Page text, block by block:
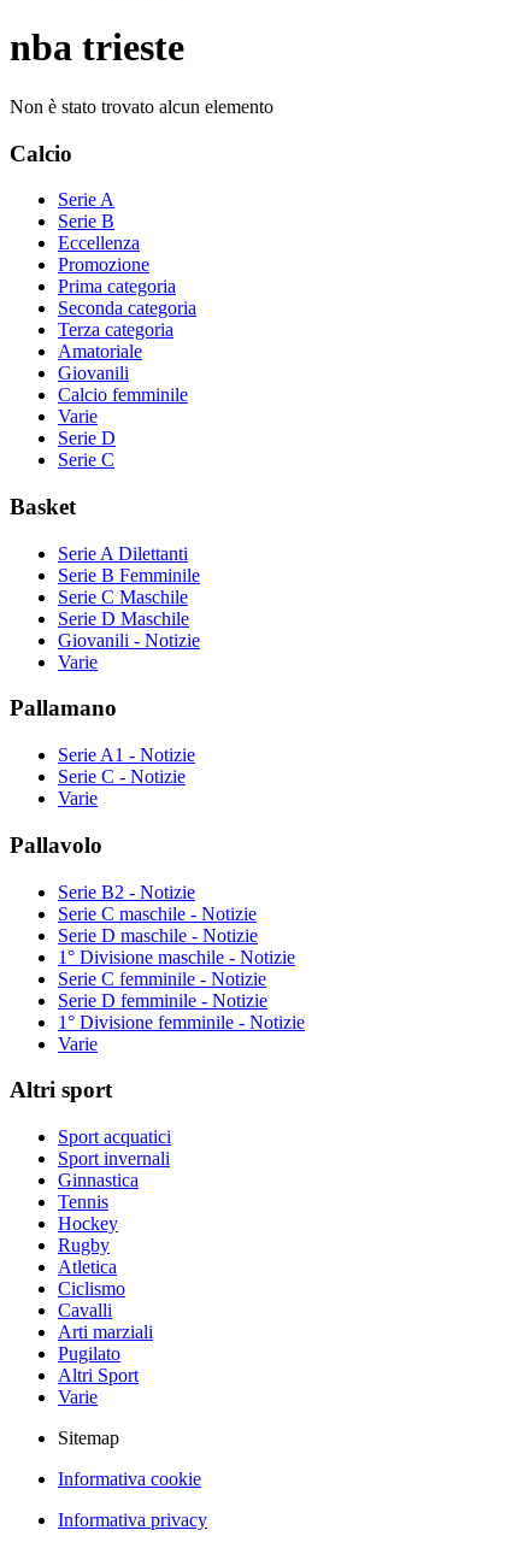
nba trieste
Non è stato trovato alcun elemento
Calcio
Serie A
Serie B
Eccellenza
Promozione
Prima categoria
Seconda categoria
Terza categoria
Amatoriale
Giovanili
Calcio femminile
Varie
Serie D
Serie C
Basket
Serie A Dilettanti
Serie B Femminile
Serie C Maschile
Serie D Maschile
Giovanili - Notizie
Varie
Pallamano
Serie A1 - Notizie
Serie C - Notizie
Varie
Pallavolo
Serie B2 - Notizie
Serie C maschile - Notizie
Serie D maschile - Notizie
1° Divisione maschile - Notizie
Serie C femminile - Notizie
Serie D femminile - Notizie
1° Divisione femminile - Notizie
Varie
Altri sport
Sport acquatici
Sport invernali
Ginnastica
Tennis
Hockey
Rugby
Atletica
Ciclismo
Cavalli
Arti marziali
Pugilato
Altri Sport
Varie
Sitemap
Informativa cookie
Informativa privacy